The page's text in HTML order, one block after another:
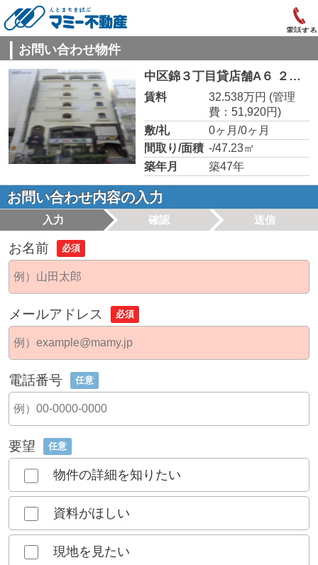
電話する
お問い合わせ物件
中区錦３丁目貸店舗A６ ２－G
賃料 32.538万円 (管理
費：51,920円)
敷/礼
0ヶ月/0ヶ月
間取り/面積 -/47.23㎡
築年月
築47年
お問い合わせ内容の入力
入力 確認 送信
お名前 必須
メールアドレス 必須
電話番号 任意
要望 任意
物件の詳細を知りたい
資料がほしい
現地を見たい